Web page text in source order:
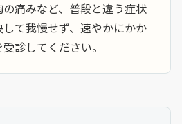
痛みなど、普段と違う症状
て我慢せず、速やかにかか
診してください。